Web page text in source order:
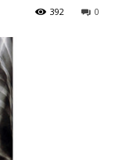
0
392